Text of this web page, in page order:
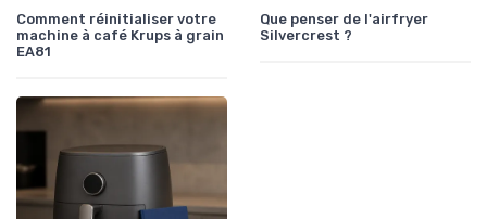
Comment réinitialiser votre
machine à café Krups à grain
EA81
Que penser de l'airfryer
Silvercrest ?